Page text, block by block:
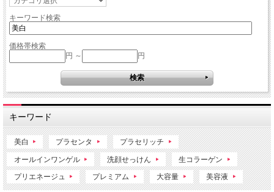
キーワード検索
価格帯検索
円 ～
円
キーワード
美白 プラセンタ プラセリッチ
オールインワンゲル 洗顔せっけん 生コラーゲン
プリエネージュ プレミアム 大容量 美容液